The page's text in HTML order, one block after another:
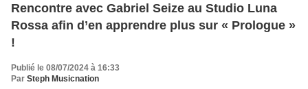
Rencontre avec Gabriel Seize au Studio Luna
Rossa afin d’en apprendre plus sur « Prologue »
!
Publié le 08/07/2024 à 16:33
Par Steph Musicnation